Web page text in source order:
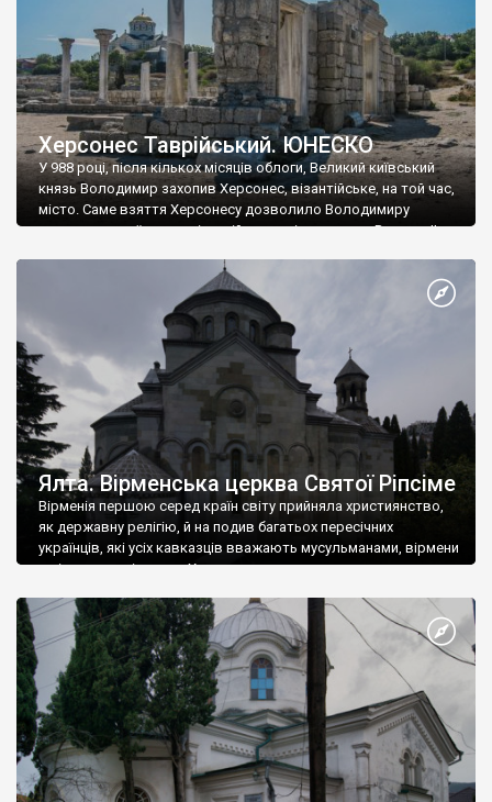
Херсонес Таврійський. ЮНЕСКО
У 988 році, після кількох місяців облоги, Великий київський
князь Володимир захопив Херсонес, візантійське, на той час,
місто. Саме взяття Херсонесу дозволило Володимиру
диктувати свої умови візантійському імператору Василю ІІ, та
Херсонесі Володимир-язичник, став Василем-християнином.
А потім було Хрещення Русі. На честь Херсонесу Таврійського
Ялта. Вірменська церква Святої Ріпсіме
Вірменія першою серед країн світу прийняла християнство,
як державну релігію, й на подив багатьох пересічних
українців, які усіх кавказців вважають мусульманами, вірмени
є відданими вірянами Христа